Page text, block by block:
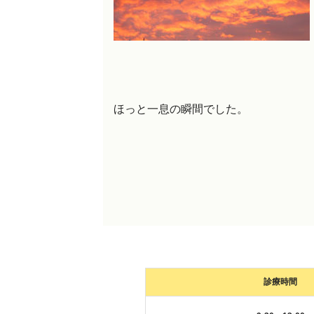
ほっと一息の瞬間でした。
診療時間